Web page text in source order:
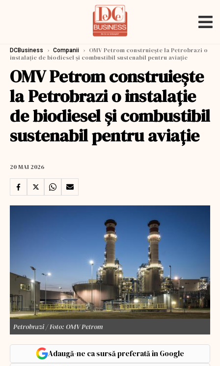
DCBusiness › Companii › OMV Petrom construieşte la Petrobrazi o
instalaţie de biodiesel şi combustibil sustenabil pentru aviaţie
OMV Petrom construieşte
la Petrobrazi o instalaţie
de biodiesel şi combustibil
sustenabil pentru aviaţie
20 MAI 2026
Petrobrazi / Foto: OMV Petrom
Adaugă-ne ca sursă preferată în Google